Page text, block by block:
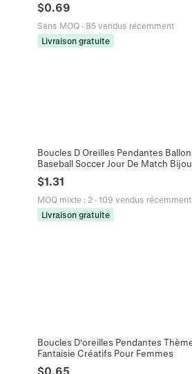
$0.69
Sans MOQ· 85 vendus récemment
Livraison gratuite
Boucles D Oreilles Pendantes
Baseball Soccer Jour De Match
$1.31
MOQ mixte: 2· 109 vendus récemment
Livraison gratuite
Boucles D'oreilles Pendantes
Fantaisie Créatifs Pour Femmes
$0.65